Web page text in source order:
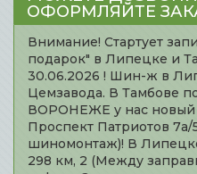
ОФОРМЛЯЙТЕ
Внимание! Стартует
подарок" в Липецке и
30.06.2026 ! Шин-ж в
Цемзавода. В Тамбове
ВОРОНЕЖЕ у нас новый
Проспект Патриотов 7а/
шиномонтаж)! В
298 км, 2 (Между